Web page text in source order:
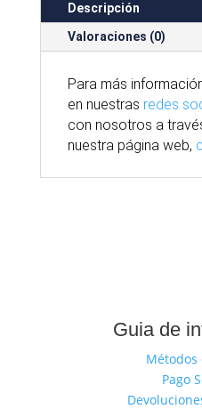
Descripción
Valoraciones (0)
Para más
en nuestras redes
con nosotros a
nuestra página web,
Guia de
Métodos
Pago